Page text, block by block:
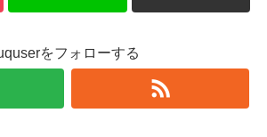
をフォローする